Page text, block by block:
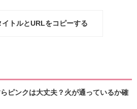
イトルとURLをコピーする
ピンクは大丈夫？火が通っているか確